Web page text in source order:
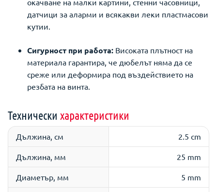
окачване на малки картини, стенни часовници,
датчици за аларми и всякакви леки пластмасови
кутии.
Сигурност при работа: Високата плътност на
материала гарантира, че дюбелът няма да се
среже или деформира под въздействието на
резбата на винта.
Технически характеристики
Дължина, см 2.5 cm
Дължина, мм 25 mm
Диаметър, мм 5 mm